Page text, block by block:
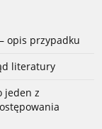
opis przypadku
literatury
jeden z